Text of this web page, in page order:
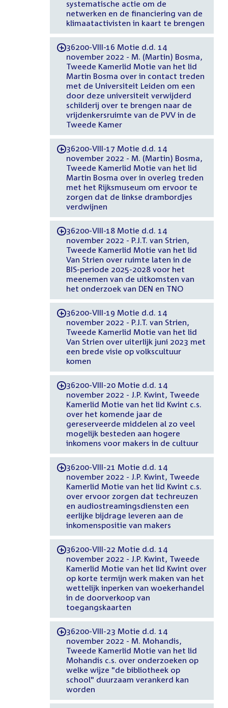
systematische actie om de
netwerken en de financiering van de
klimaatactivisten in kaart te brengen
-36200-VIII-16 Motie d.d. 14
november 2022 - M. (Martin) Bosma,
Tweede Kamerlid Motie van het lid
Martin Bosma over in contact treden
met de Universiteit Leiden om een
door deze universiteit verwijderd
schilderij over te brengen naar de
vrijdenkersruimte van de PVV in de
Tweede Kamer
-36200-VIII-17 Motie d.d. 14
november 2022 - M. (Martin) Bosma,
Tweede Kamerlid Motie van het lid
Martin Bosma over in overleg treden
met het Rijksmuseum om ervoor te
zorgen dat de linkse drambordjes
verdwijnen
-36200-VIII-18 Motie d.d. 14
november 2022 - P.J.T. van Strien,
Tweede Kamerlid Motie van het lid
Van Strien over ruimte laten in de
BIS-periode 2025-2028 voor het
meenemen van de uitkomsten van
het onderzoek van DEN en TNO
-36200-VIII-19 Motie d.d. 14
november 2022 - P.J.T. van Strien,
Tweede Kamerlid Motie van het lid
Van Strien over uiterlijk juni 2023 met
een brede visie op volkscultuur
komen
-36200-VIII-20 Motie d.d. 14
november 2022 - J.P. Kwint, Tweede
Kamerlid Motie van het lid Kwint c.s.
over het komende jaar de
gereserveerde middelen al zo veel
mogelijk besteden aan hogere
inkomens voor makers in de cultuur
-36200-VIII-21 Motie d.d. 14
november 2022 - J.P. Kwint, Tweede
Kamerlid Motie van het lid Kwint c.s.
over ervoor zorgen dat techreuzen
en audiostreamingsdiensten een
eerlijke bijdrage leveren aan de
inkomenspositie van makers
-36200-VIII-22 Motie d.d. 14
november 2022 - J.P. Kwint, Tweede
Kamerlid Motie van het lid Kwint over
op korte termijn werk maken van het
wettelijk inperken van woekerhandel
in de doorverkoop van
toegangskaarten
-36200-VIII-23 Motie d.d. 14
november 2022 - M. Mohandis,
Tweede Kamerlid Motie van het lid
Mohandis c.s. over onderzoeken op
welke wijze "de bibliotheek op
school" duurzaam verankerd kan
worden